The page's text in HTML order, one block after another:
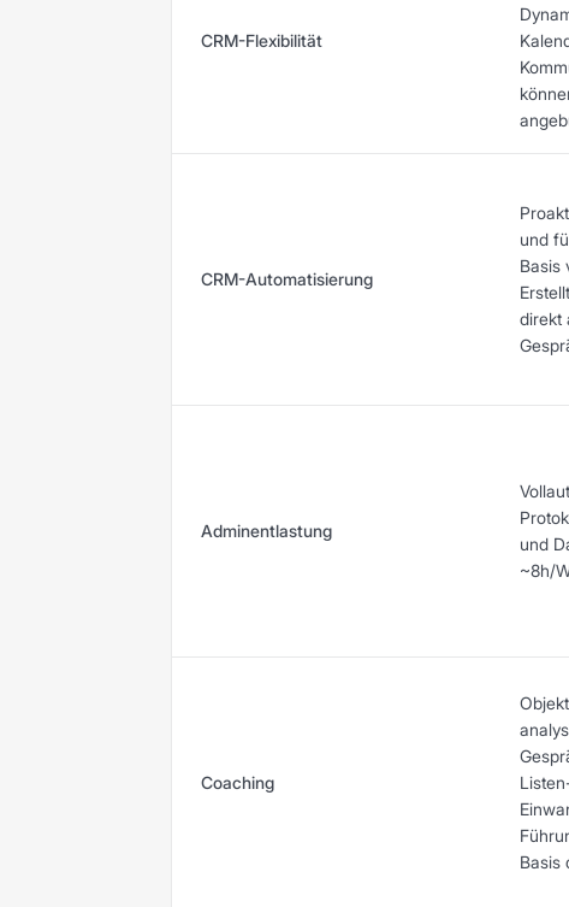
CRM-Flexibilität
CRM-Automatisierung
und
Basis
direkt
Adminentlastung
und
~8h/
Coaching
Basis